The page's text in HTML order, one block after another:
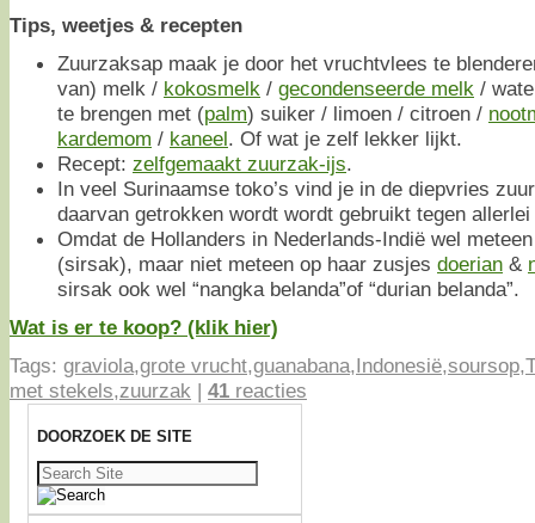
Tips, weetjes & recepten
Zuurzaksap maak je door het vruchtvlees te
van) melk / kokosmelk / gecondenseerde melk /
te brengen met (palm) suiker / limoen / citroen /
kardemom / kaneel. Of wat je zelf lekker lijkt.
Recept: zelfgemaakt zuurzak-ijs.
In veel Surinaamse toko’s vind je in de diepvries
daarvan getrokken wordt wordt gebruikt tegen
Omdat de Hollanders in Nederlands-Indië wel
(sirsak), maar niet meteen op haar zusjes doerian &
sirsak ook wel “nangka belanda”of “durian belanda”.
Wat is er te koop? (klik hier)
Tags: graviola,grote vrucht,guanabana,Indonesië,soursop,
met stekels,zuurzak | 41 reacties
DOORZOEK DE SITE
Zoeken
naar: